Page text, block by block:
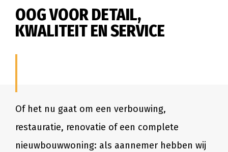
OOG VOOR DETAIL,
KWALITEIT EN SERVICE
Of het nu gaat om een verbouwing,
restauratie, renovatie of een complete
nieuwbouwwoning: als aannemer hebben wij